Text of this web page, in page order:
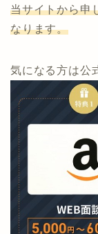
当サイトから申
なります。
気になる方は